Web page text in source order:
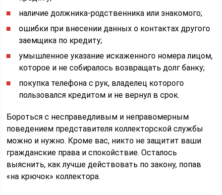
наличие должника-родственника или знакомого;
ошибки при внесении данных о контактах другого
заемщика по кредиту;
умышленное указание искаженного номера лицом,
которое и не собиралось возвращать долг банку;
покупка телефона с рук, владелец которого
пользовался кредитом и не вернул в срок.
Бороться с несправедливым и неправомерным
поведением представителя коллекторской службы
можно и нужно. Кроме вас, никто не защитит ваши
гражданские права и спокойствие. Осталось
выяснить, как лучше действовать по закону, попав
«на крючок» коллектора.